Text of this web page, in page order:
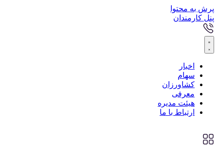
پرش به محتوا
پنل کارمندان
اخبار
سهام
کشاورزان
معرفی
هیئت مدیره
ارتباط با ما